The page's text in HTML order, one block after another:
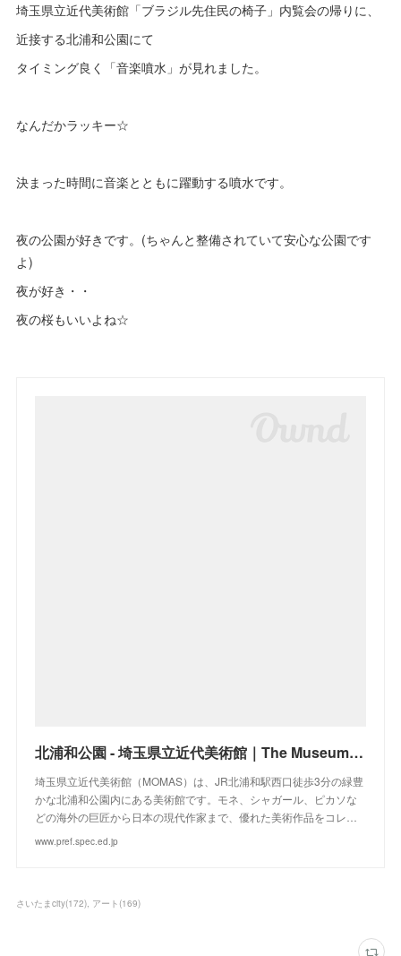
埼玉県立近代美術館「ブラジル先住民の椅子」内覧会の帰りに、
近接する北浦和公園にて
タイミング良く「音楽噴水」が見れました。
なんだかラッキー☆
決まった時間に音楽とともに躍動する噴水です。
夜の公園が好きです。(ちゃんと整備されていて安心な公園です
よ)
夜が好き・・
夜の桜もいいよね☆
北浦和公園 - 埼玉県立近代美術館｜The Museum of Modern Art, Saitama
埼玉県立近代美術館（MOMAS）は、JR北浦和駅西口徒歩3分の緑豊
かな北浦和公園内にある美術館です。モネ、シャガール、ピカソな
どの海外の巨匠から日本の現代作家まで、優れた美術作品をコレ…
www.pref.spec.ed.jp
さいたまcity(172) アート (169)